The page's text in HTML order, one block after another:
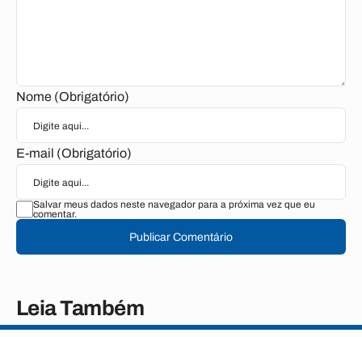
Nome (Obrigatório)
E-mail (Obrigatório)
Salvar meus dados neste navegador para a próxima vez que eu
comentar.
Publicar Comentário
Leia Também